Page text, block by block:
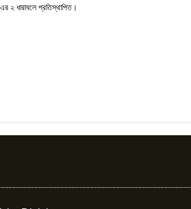
২ ধারাবলে প্রতিস্থাপিত।